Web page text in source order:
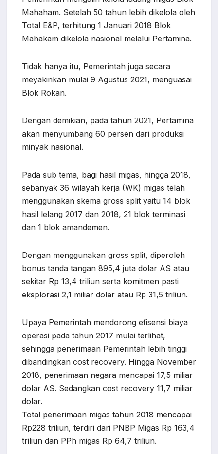
Mahaham. Setelah 50 tahun lebih dikelola oleh
Total E&P, terhitung 1 Januari 2018 Blok
Mahakam dikelola nasional melalui Pertamina.
Tidak hanya itu, Pemerintah juga secara
meyakinkan mulai 9 Agustus 2021, menguasai
Blok Rokan.
Dengan demikian, pada tahun 2021, Pertamina
akan menyumbang 60 persen dari produksi
minyak nasional.
Pada sub tema, bagi hasil migas, hingga 2018,
sebanyak 36 wilayah kerja (WK) migas telah
menggunakan skema gross split yaitu 14 blok
hasil lelang 2017 dan 2018, 21 blok terminasi
dan 1 blok amandemen.
Dengan menggunakan gross split, diperoleh
bonus tanda tangan 895,4 juta dolar AS atau
sekitar Rp 13,4 triliun serta komitmen pasti
eksplorasi 2,1 miliar dolar atau Rp 31,5 triliun.
Upaya Pemerintah mendorong efisensi biaya
operasi pada tahun 2017 mulai terlihat,
sehingga penerimaan Pemerintah lebih tinggi
dibandingkan cost recovery. Hingga November
2018, penerimaan negara mencapai 17,5 miliar
dolar AS. Sedangkan cost recovery 11,7 miliar
dolar.
Total penerimaan migas tahun 2018 mencapai
Rp228 triliun, terdiri dari PNBP Migas Rp 163,4
triliun dan PPh migas Rp 64,7 triliun.